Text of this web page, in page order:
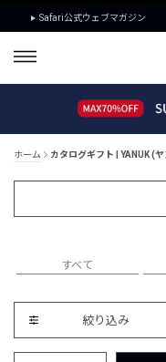
Safari公式ウェブマガジン
ホーム カタログギフト | YANUK (
すべて
絞り込み